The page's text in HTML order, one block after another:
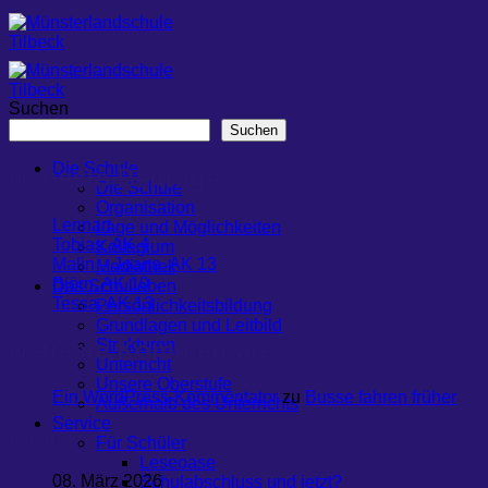
Zum
Inhalt
springen
Die Schule
Die Schule
Organisation
Lage und Möglichkeiten
Kollegium
Mediathek
Das Schulleben
Persönlichkeitsbildung
Grundlagen und Leitbild
Strukturen
Unterricht
Unsere Oberstufe
Außerhalb des Unterrichts
Service
Für Schüler
Leseoase
Schulabschluss und jetzt?
Suchen
Suchen
Neueste Beiträge
Lennart
Tobias, AK 4
Malin – Joana, AK 13
Björn, AK 10
Tessa, AK 13
Neueste Kommentare
Ein WordPress-Kommentatorzu Busse fahren früher
Datum
08. März 2026